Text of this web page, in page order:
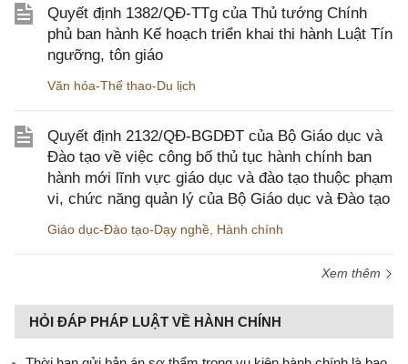
Quyết định 1382/QĐ-TTg của Thủ tướng Chính
phủ ban hành Kế hoạch triển khai thi hành Luật Tín
ngưỡng, tôn giáo
Văn hóa-Thể thao-Du lịch
Quyết định 2132/QĐ-BGDĐT của Bộ Giáo dục và
Đào tạo về việc công bố thủ tục hành chính ban
hành mới lĩnh vực giáo dục và đào tạo thuộc phạm
vi, chức năng quản lý của Bộ Giáo dục và Đào tạo
Giáo dục-Đào tạo-Dạy nghề Hành chính
Xem thêm
HỎI ĐÁP PHÁP LUẬT VỀ HÀNH CHÍNH